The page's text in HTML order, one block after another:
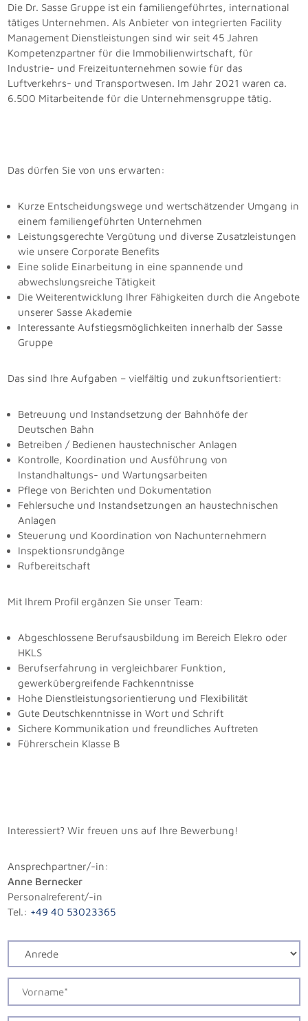
Die Dr. Sasse Gruppe ist ein familiengeführtes, international
tätiges Unternehmen. Als Anbieter von integrierten Facility
Management Dienstleistungen sind wir seit 45 Jahren
Kompetenzpartner für die Immobilienwirtschaft, für
Industrie- und Freizeitunternehmen sowie für das
Luftverkehrs- und Transportwesen. Im Jahr 2021 waren ca.
6.500 Mitarbeitende für die Unternehmensgruppe tätig.
Das dürfen Sie von uns erwarten:
Kurze Entscheidungswege und wertschätzender Umgang in
einem familiengeführten Unternehmen
Leistungsgerechte Vergütung und diverse Zusatzleistungen
wie unsere Corporate Benefits
Eine solide Einarbeitung in eine spannende und
abwechslungsreiche Tätigkeit
Die Weiterentwicklung Ihrer Fähigkeiten durch die Angebote
unserer Sasse Akademie
Interessante Aufstiegsmöglichkeiten innerhalb der Sasse
Gruppe
Das sind Ihre Aufgaben – vielfältig und zukunftsorientiert:
Betreuung und Instandsetzung der Bahnhöfe der
Deutschen Bahn
Betreiben / Bedienen haustechnischer Anlagen
Kontrolle, Koordination und Ausführung von
Instandhaltungs- und Wartungsarbeiten
Pflege von Berichten und Dokumentation
Fehlersuche und Instandsetzungen an haustechnischen
Anlagen
Steuerung und Koordination von Nachunternehmern
Inspektionsrundgänge
Rufbereitschaft
Mit Ihrem Profil ergänzen Sie unser Team:
Abgeschlossene Berufsausbildung im Bereich Elekro oder
HKLS
Berufserfahrung in vergleichbarer Funktion,
gewerkübergreifende Fachkenntnisse
Hohe Dienstleistungsorientierung und Flexibilität
Gute Deutschkenntnisse in Wort und Schrift
Sichere Kommunikation und freundliches Auftreten
Führerschein Klasse B
Interessiert? Wir freuen uns auf Ihre Bewerbung!
Ansprechpartner/-in:
Anne Bernecker
Personalreferent/-in
Tel.: +49 40 53023365